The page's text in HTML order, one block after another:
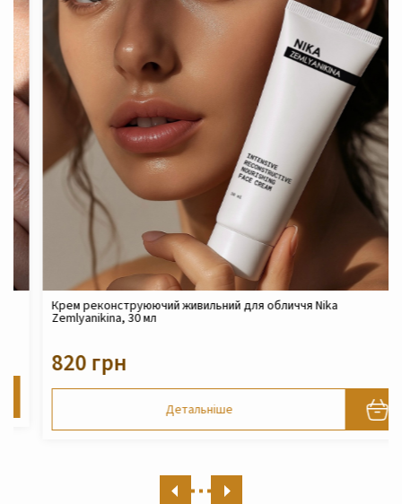
Крем реконструюючий живильний для обличчя Nika
Zemlyanikina, 30 мл
820 грн
Детальніше